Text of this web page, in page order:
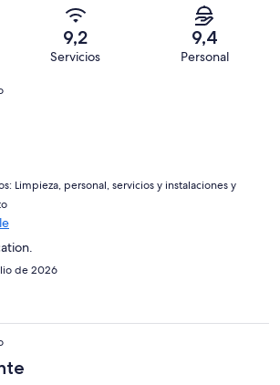
9,2
Servicios
9,4
Personal
Limpieza, personal, servicios y instalaciones y
de 2026